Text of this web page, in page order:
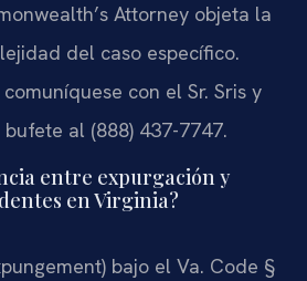
Attorney objeta la
del caso específico.
con el Sr. Sris y
al (888) 437-7747.
entre expurgación y
en Virginia?
bajo el Va. Code §